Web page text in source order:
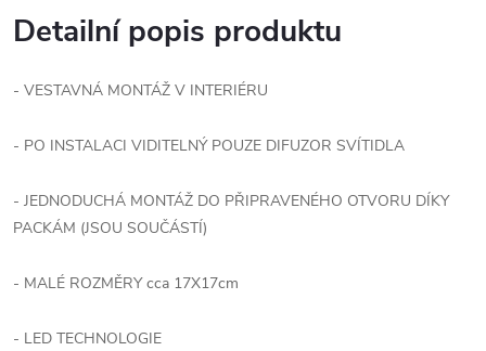
Detailní popis produktu
- VESTAVNÁ MONTÁŽ V INTERIÉRU
- PO INSTALACI VIDITELNÝ POUZE DIFUZOR SVÍTIDLA
- JEDNODUCHÁ MONTÁŽ DO PŘIPRAVENÉHO OTVORU DÍKY
PACKÁM (JSOU SOUČÁSTÍ)
- MALÉ ROZMĚRY cca 17X17cm
- LED TECHNOLOGIE